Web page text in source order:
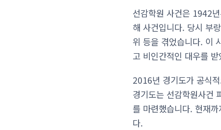
선감학원 사건은 1942
해 사건입니다. 당시 부
위 등을 겪었습니다. 이
고 비인간적인 대우를
2016년 경기도가 공식
경기도는 선감학원사건
를 마련했습니다. 현재
다.